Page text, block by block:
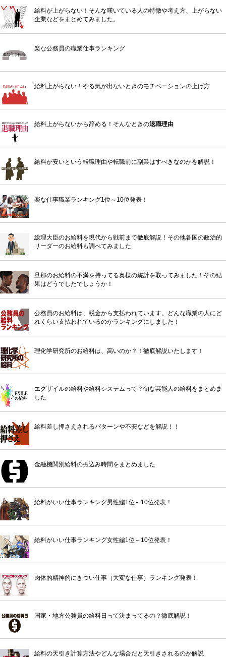
給料が上がらない！そんな嘆いている人の特徴や考え方、上がらない
企業などをまとめてみました。
楽な公務員の職業仕事ランキング
給料上がらない！やる気が出ないときのモチベーションの上げ方
給料上がらないから辞める！そんなときの退職理由
給料が安いという転職理由や転職前に副業はすべきなのかを解説！
楽な仕事職業ランキング1位～10位発表！
総理大臣のお給料を現代から戦前まで徹底解説！その他各国の政治的
リーダーのお給料も調べてみました
旦那のお給料の不満を持ってる奥様の統計を取ってみました！その結
果はどうでしたでしょうか！
公務員のお給料は、税金から支払われています。どんな職業の人にど
れくらい支払われているのかランキングにしました！
理化学研究所のお給料は、高いのか？！徹底解説いたします！
エグザイルの給料や給料システムって？旬な芸能人の給料をまとめま
した
給料差し押さえされるパターンや不安などを解説！！
金融機関別給料の振込み時間をまとめました
給料がいい仕事ランキング男性編1位～10位発表！
給料がいい仕事ランキング女性編1位～10位発表！
肉体的精神的にきつい仕事（大変な仕事）ランキング発表！
国家・地方公務員の給料日って決まってるの？徹底解説！
給料の天引き計算方法やどんな場合だと天引きされるのか解説